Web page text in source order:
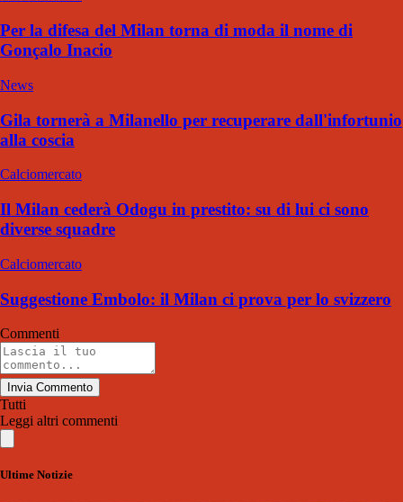
Per la difesa del Milan torna di moda il nome di
Gonçalo Inacio
News
Gila tornerà a Milanello per recuperare dall'infortunio
alla coscia
Calciomercato
Il Milan cederà Odogu in prestito: su di lui ci sono
diverse squadre
Calciomercato
Suggestione Embolo: il Milan ci prova per lo svizzero
Commenti
Invia Commento
Tutti
Leggi altri commenti
Ultime Notizie